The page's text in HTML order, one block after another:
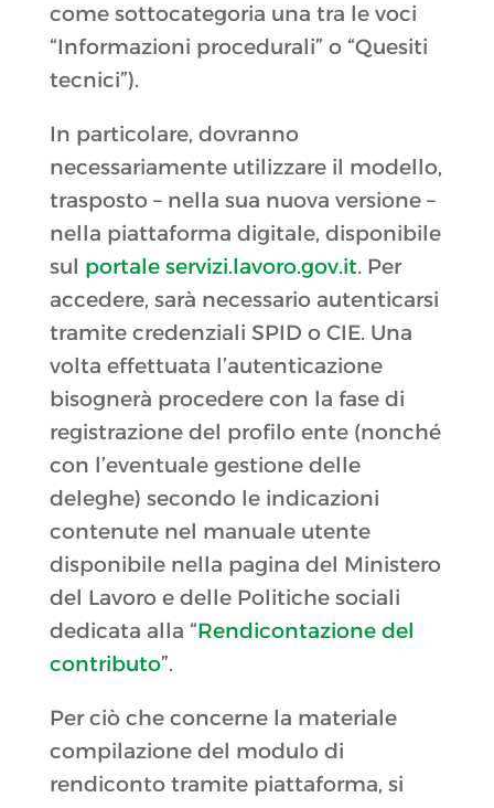
come sottocategoria una tra le voci
“Informazioni procedurali” o “Quesiti
tecnici”).
In particolare, dovranno
necessariamente utilizzare il modello,
trasposto – nella sua nuova versione –
nella piattaforma digitale, disponibile
sul portale servizi.lavoro.gov.it. Per
accedere, sarà necessario autenticarsi
tramite credenziali SPID o CIE. Una
volta effettuata l’autenticazione
bisognerà procedere con la fase di
registrazione del profilo ente (nonché
con l’eventuale gestione delle
deleghe) secondo le indicazioni
contenute nel manuale utente
disponibile nella pagina del Ministero
del Lavoro e delle Politiche sociali
dedicata alla “Rendicontazione del
contributo”.
Per ciò che concerne la materiale
compilazione del modulo di
rendiconto tramite piattaforma, si